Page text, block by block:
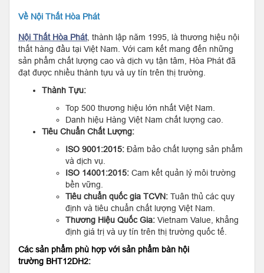
Về Nội Thất Hòa Phát
Nội Thất Hòa Phát, thành lập năm 1995, là thương hiệu nội
thất hàng đầu tại Việt Nam. Với cam kết mang đến những
sản phẩm chất lượng cao và dịch vụ tận tâm, Hòa Phát đã
đạt được nhiều thành tựu và uy tín trên thị trường.
Thành Tựu:
Top 500 thương hiệu lớn nhất Việt Nam.
Danh hiệu Hàng Việt Nam chất lượng cao.
Tiêu Chuẩn Chất Lượng:
ISO 9001:2015: Đảm bảo chất lượng sản phẩm
và dịch vụ.
ISO 14001:2015: Cam kết quản lý môi trường
bền vững.
Tiêu chuẩn quốc gia TCVN: Tuân thủ các quy
định và tiêu chuẩn chất lượng Việt Nam.
Thương Hiệu Quốc Gia: Vietnam Value, khẳng
định giá trị và uy tín trên thị trường quốc tế.
Các sản phẩm phù hợp với sản phẩm bàn hội
trường BHT12DH2: